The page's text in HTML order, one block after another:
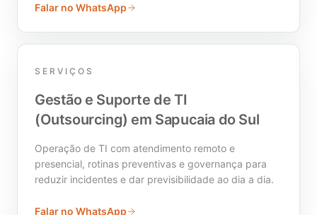
Falar no WhatsApp
SERVIÇOS
Gestão e Suporte de TI
(Outsourcing) em Sapucaia do Sul
Operação de TI com atendimento remoto e
presencial, rotinas preventivas e governança para
reduzir incidentes e dar previsibilidade ao dia a dia.
Falar no WhatsApp